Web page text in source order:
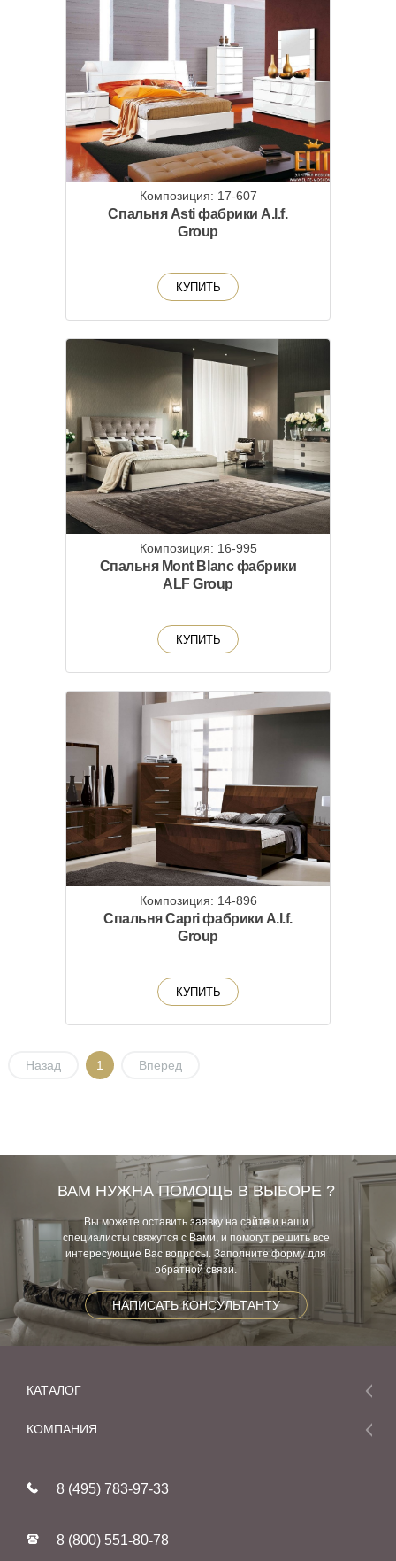
Композиция: 17-607
Спальня Asti фабрики A.l.f.
Group
КУПИТЬ
Композиция: 16-995
Спальня Mont Blanc фабрики
ALF Group
КУПИТЬ
Композиция: 14-896
Спальня Capri фабрики A.l.f.
Group
КУПИТЬ
Назад 1 Вперед
ВАМ НУЖНА ПОМОЩЬ В ВЫБОРЕ ?
Вы можете оставить заявку на сайте и наши
специалисты свяжутся с Вами, и помогут решить все
интересующие Вас вопросы. Заполните форму для
обратной связи.
НАПИСАТЬ КОНСУЛЬТАНТУ
КАТАЛОГ
Мебель
Фабрики
КОМПАНИЯ
Реставрация
Контакты
8 (495) 783-97-33
8 (800) 551-80-78